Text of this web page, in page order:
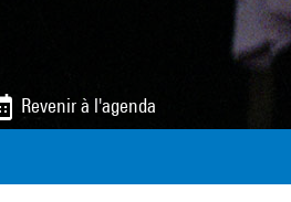
Revenir à l'agenda